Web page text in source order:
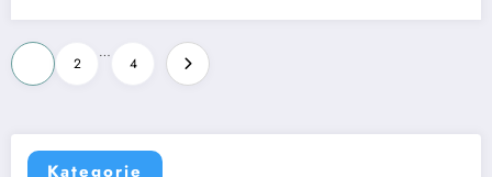
Stronicowanie
wpisów
2
…
4
Kategorie